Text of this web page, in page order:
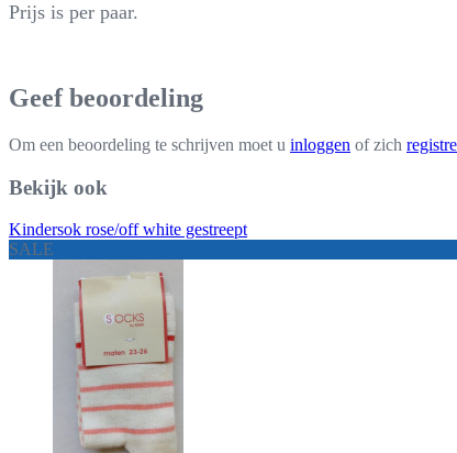
Prijs is per paar.
Geef beoordeling
Om een beoordeling te schrijven moet u inloggen of zich
Bekijk ook
Kindersok rose/off white gestreept
SALE